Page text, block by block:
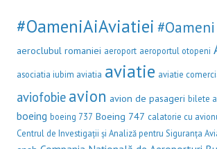
#OameniAiAviatiei
aeroclubul romaniei aeroport aeroportul otopeni
asociatia iubim aviatia aviatie aviatie
aviofobie avion avion de pasageri bilete
boeing boeing 737 Boeing 747 calatorie cu
Centrul de Investigații și Analiză pentru Siguranța